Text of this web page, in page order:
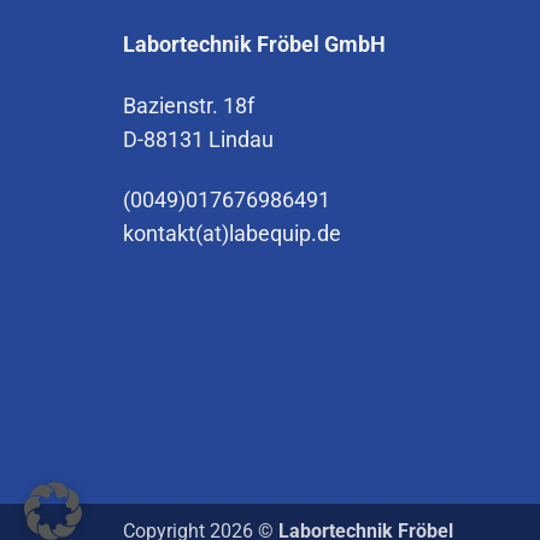
Labortechnik Fröbel GmbH
Bazienstr. 18f
D-88131 Lindau
(0049)017676986491
kontakt(at)labequip.de
Copyright 2026 © Labortechnik Fröbel